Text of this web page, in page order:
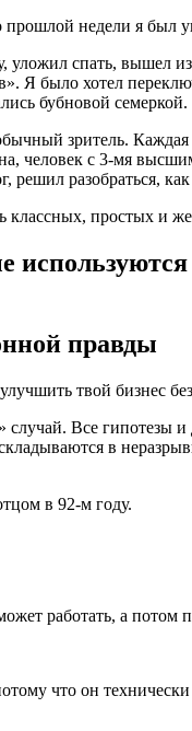
недели я был
спать, вышел
Я было хотел
бубновой семеркой.
зритель.
человек с 3-мя
решил разобраться,
классных, простых и
правды
Все гипотезы
в
в 92-м году.
работать, а
что он